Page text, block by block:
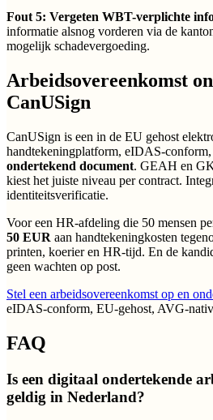
Fout 5: Vergeten WBT-verplichte
informatie alsnog vorderen via de
mogelijk schadevergoeding.
Arbeidsovereenkomst
CanUSign
CanUSign is een in de EU gehost
handtekeningplatform, eIDAS-
ondertekend document. GEAH en
kiest het juiste niveau per contract.
identiteitsverificatie.
Voor een HR-afdeling die 50 mensen
50 EUR aan handtekeningkosten
printen, koerier en HR-tijd. En de
geen wachten op post.
Stel een arbeidsovereenkomst op en
eIDAS-conform, EU-gehost, AVG-
FAQ
Is een digitaal ondertekende
geldig in Nederland?